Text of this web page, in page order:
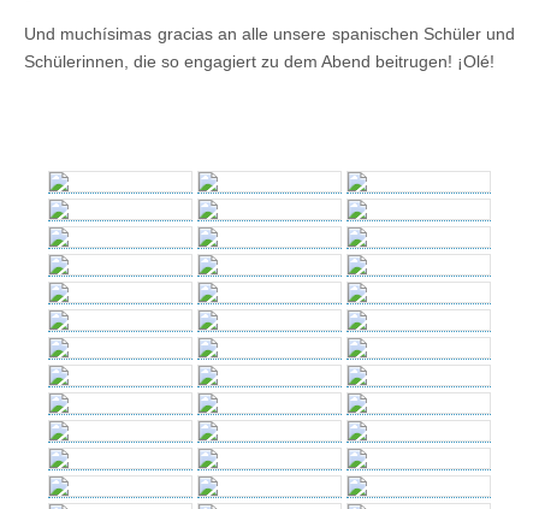
Und muchísimas gracias an alle unsere spanischen Schüler und
Schülerinnen, die so engagiert zu dem Abend beitrugen! ¡Olé!